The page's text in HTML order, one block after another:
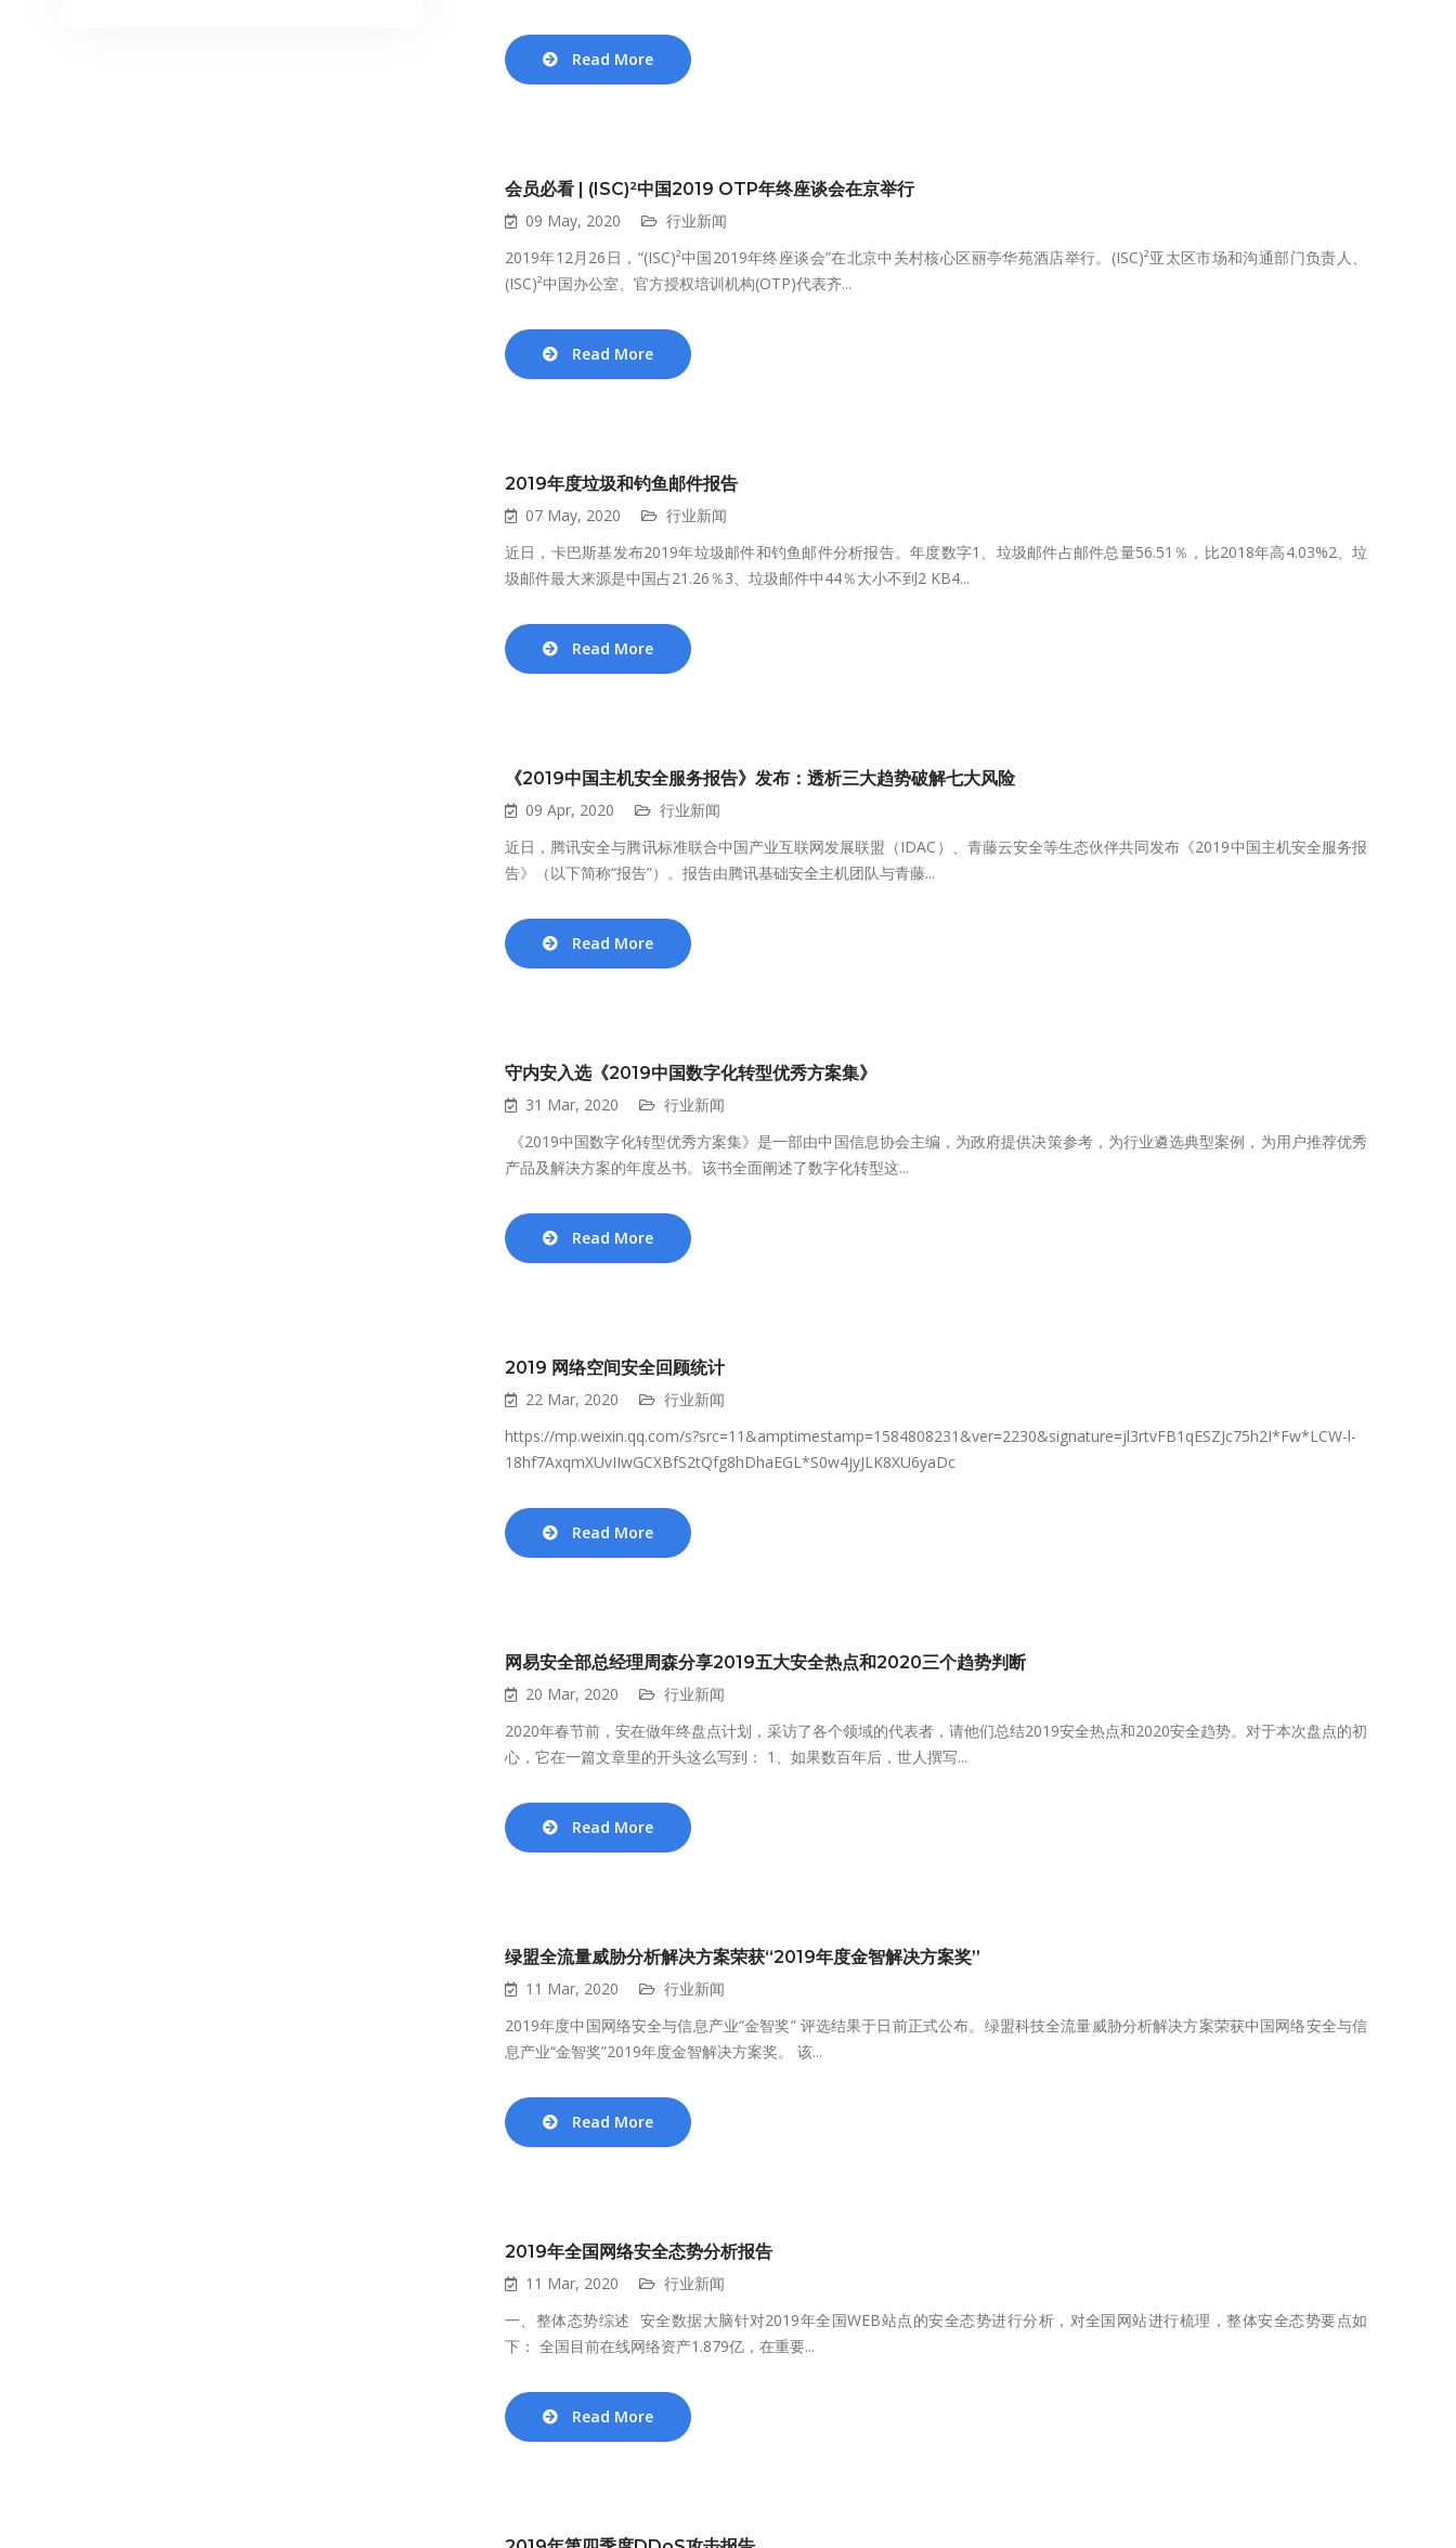
Read More
会员必看 | (ISC)²中国2019 OTP年终座谈会在京举行
09 May, 2020
行业新闻
2019年12月26日，“(ISC)²中国2019年终座谈会”在北京中关村核心区丽亭华苑酒店举行。(ISC)²亚太区市场和沟通部门负责人、
(ISC)²中国办公室、官方授权培训机构(OTP)代表齐...
Read More
2019年度垃圾和钓鱼邮件报告
07 May, 2020
行业新闻
近日，卡巴斯基发布2019年垃圾邮件和钓鱼邮件分析报告。年度数字1、垃圾邮件占邮件总量56.51％，比2018年高4.03%2、垃
圾邮件最大来源是中国占21.26％3、垃圾邮件中44％大小不到2 KB4...
Read More
《2019中国主机安全服务报告》发布：透析三大趋势破解七大风险
09 Apr, 2020
行业新闻
近日，腾讯安全与腾讯标准联合中国产业互联网发展联盟（IDAC）、青藤云安全等生态伙伴共同发布《2019中国主机安全服务报
告》（以下简称“报告”）。报告由腾讯基础安全主机团队与青藤...
Read More
守内安入选《2019中国数字化转型优秀方案集》
31 Mar, 2020
行业新闻
《2019中国数字化转型优秀方案集》是一部由中国信息协会主编，为政府提供决策参考，为行业遴选典型案例，为用户推荐优秀
产品及解决方案的年度丛书。该书全面阐述了数字化转型这...
Read More
2019 网络空间安全回顾统计
22 Mar, 2020
行业新闻
https://mp.weixin.qq.com/s?src=11&amptimestamp=1584808231&ver=2230&signature=jl3rtvFB1qESZJc75h2I*Fw*LCW-l-
18hf7AxqmXUvIIwGCXBfS2tQfg8hDhaEGL*S0w4jyJLK8XU6yaDc
Read More
网易安全部总经理周森分享2019五大安全热点和2020三个趋势判断
20 Mar, 2020
行业新闻
2020年春节前，安在做年终盘点计划，采访了各个领域的代表者，请他们总结2019安全热点和2020安全趋势。对于本次盘点的初
心，它在一篇文章里的开头这么写到： 1、如果数百年后，世人撰写...
Read More
绿盟全流量威胁分析解决方案荣获“2019年度金智解决方案奖”
11 Mar, 2020
行业新闻
2019年度中国网络安全与信息产业“金智奖” 评选结果于日前正式公布。绿盟科技全流量威胁分析解决方案荣获中国网络安全与信
息产业“金智奖”2019年度金智解决方案奖。 该...
Read More
2019年全国网络安全态势分析报告
11 Mar, 2020
行业新闻
一、整体态势综述 安全数据大脑针对2019年全国WEB站点的安全态势进行分析，对全国网站进行梳理，整体安全态势要点如
下： 全国目前在线网络资产1.879亿，在重要...
Read More